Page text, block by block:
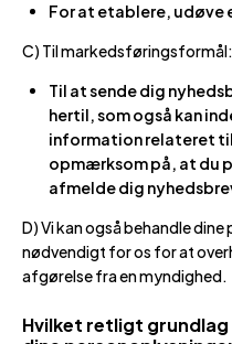
For at etablere, udøve
C) Til markedsføringsformål:
Til at sende dig
hertil, som også kan
information relateret
opmærksom på, at du
afmelde dig
D) Vi kan også behandle
nødvendigt for os for at
afgørelse fra en myndighed.
Hvilket retligt grundlag